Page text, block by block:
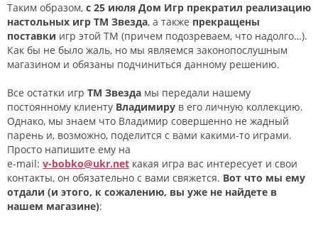
Таким образом, с 25 июля Дом Игр прекратил реализацию
настольных игр ТМ Звезда, а также прекращены
поставки игр этой ТМ (причем подозреваем, что надолго…).
Как бы не было жаль, но мы являемся законопослушным
магазином и обязаны подчиниться данному решению.
Все остатки игр ТМ Звезда мы передали нашему
постоянному клиенту Владимиру в его личную коллекцию.
Однако, мы знаем что Владимир совершенно не жадный
парень и, возможно, поделится с вами какими-то играми.
Просто напишите ему на
e-mail: v-bobko@ukr.net какая игра вас интересует и свои
контакты, он обязательно с вами свяжется. Вот что мы ему
отдали (и этого, к сожалению, вы уже не найдете в
нашем магазине):